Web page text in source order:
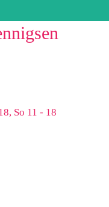
So 11 - 18